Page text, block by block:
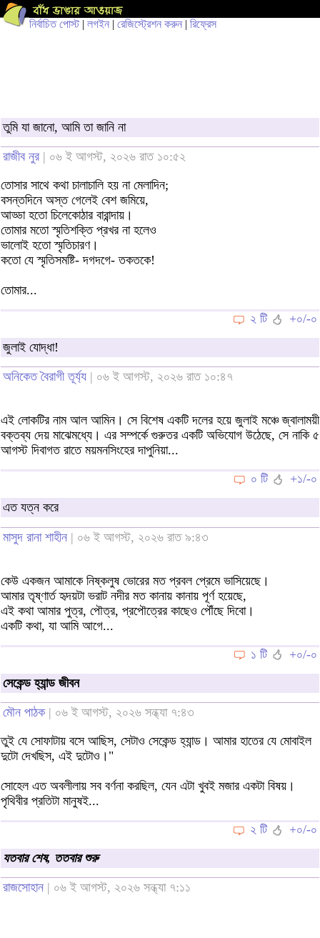
নির্বাচিত পোস্ট| লগইন | রেজিস্ট্রেশন করুন | রিফ্রেস
তুমি যা জানো, আমি তা জানি না
রাজীব নুর | ০৬ ই আগস্ট, ২০২৬ রাত ১০:৫২
তোসার সাথে কথা চালাচালি হয় না মেলাদিন;
বসন্তদিনে অস্ত গেলেই বেশ জমিয়ে,
আড্ডা হতো চিলেকোঠার বারান্দায়।
তোমার মতো স্মৃতিশক্তি প্রখর না হলেও
ভালোই হতো স্মৃতিচারণ।
কতো যে স্মৃতিসমষ্টি- দগদগে- তকতকে!
তোমার...
২ টি
+০/-০
জুলাই যোদ্ধা!
অনিকেত বৈরাগী তূর্য্য | ০৬ ই আগস্ট, ২০২৬ রাত ১০:৪৭
এই লোকটির নাম আল আমিন। সে বিশেষ একটি দলের হয়ে জুলাই মঞ্চে জ্বালাময়ী
বক্তব্য দেয় মাঝেমধ্যে। এর সম্পর্কে গুরুতর একটি অভিযোগ উঠেছে, সে নাকি ৫
আগস্ট দিবাগত রাতে ময়মনসিংহের দাপুনিয়া...
০ টি
+১/-০
এত যত্ন করে
মাসুদ রানা শাহীন | ০৬ ই আগস্ট, ২০২৬ রাত ৯:৪৩
কেউ একজন আমাকে নিষ্কলুষ ভোরের মত প্রবল প্রেমে ভাসিয়েছে।
আমার তৃষ্ণার্ত হৃদয়টা ভরাট নদীর মত কানায় কানায় পূর্ণ হয়েছে,
এই কথা আমার পুত্র, পৌত্র, প্রপৌত্রের কাছেও পৌঁছে দিবো।
একটি কথা, যা আমি আগে...
১ টি
+০/-০
সেকেন্ড হ্যান্ড জীবন
মৌন পাঠক| ০৬ ই আগস্ট, ২০২৬ সন্ধ্যা ৭:৪৩
তুই যে সোফাটায় বসে আছিস, সেটাও সেকেন্ড হ্যান্ড। আমার হাতের যে মোবাইল
দুটো দেখছিস, এই দুটোও।"
সোহেল এত অবলীলায় সব বর্ণনা করছিল, যেন এটা খুবই মজার একটা বিষয়।
পৃথিবীর প্রতিটা মানুষই...
২ টি
+০/-০
যতবার শেষ, ততবার শুরু
রাজসোহান | ০৬ ই আগস্ট, ২০২৬ সন্ধ্যা ৭:১১